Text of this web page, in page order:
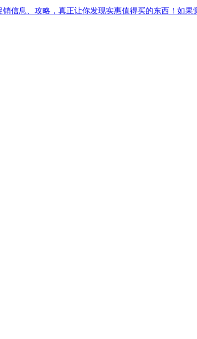
信息、攻略，真正让你发现实惠值得买的东西！如果